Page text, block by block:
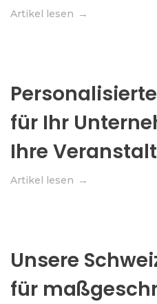
Artikel lesen
für Ihr
Ihre
Artikel lesen
Unsere
für